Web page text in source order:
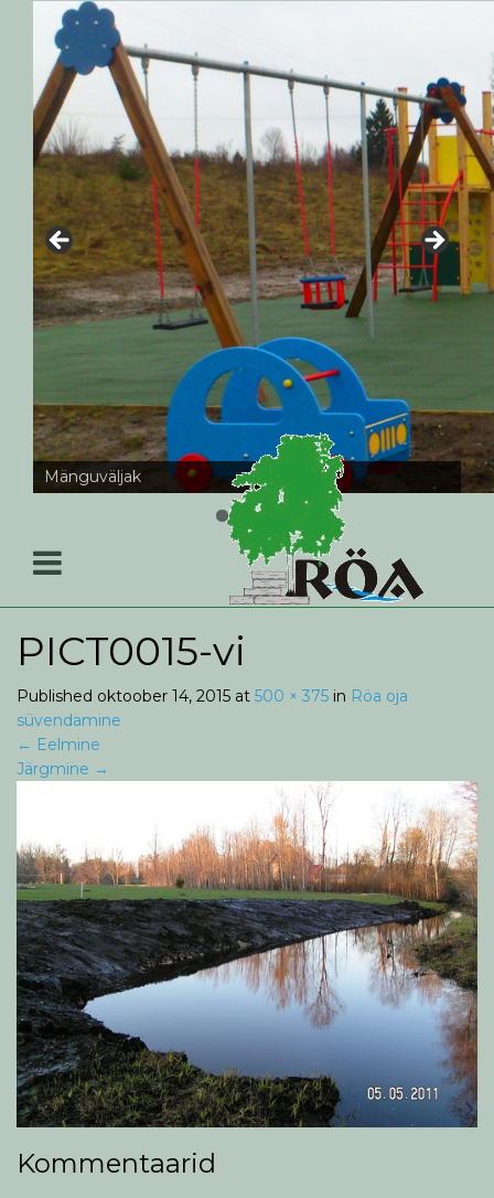
Mänguväljak
PICT0015-vi
Published oktoober 14, 2015 at 500 × 375 in Röa oja
süvendamine
← Eelmine
Järgmine →
Kommentaarid